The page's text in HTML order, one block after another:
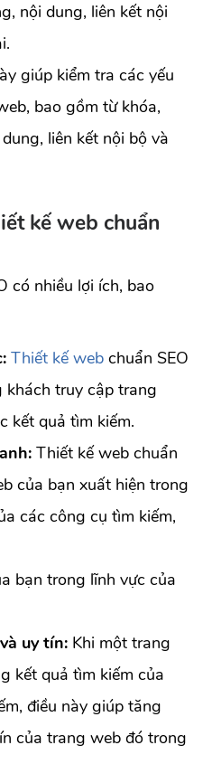
nội dung, liên kết nội
giúp kiểm tra các yếu
bao gồm từ khóa,
liên kết nội bộ và
kế web chuẩn
có nhiều lợi ích, bao
Thiết kế web chuẩn SEO
truy cập trang
kết quả tìm kiếm.
Thiết kế web chuẩn
của bạn xuất hiện trong
các công cụ tìm kiếm,
bạn trong lĩnh vực của
uy tín: Khi một trang
kết quả tìm kiếm của
điều này giúp tăng
của trang web đó trong